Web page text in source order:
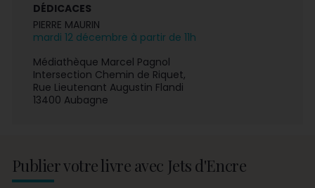
DÉDICACES
PIERRE MAURIN
mardi 12 décembre à partir de 11h
Médiathèque Marcel Pagnol
Intersection Chemin de Riquet,
Rue Lieutenant Augustin Flandi
13400 Aubagne
Publier votre livre avec Jets d'Encre